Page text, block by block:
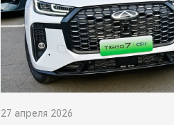
27 апреля 2026